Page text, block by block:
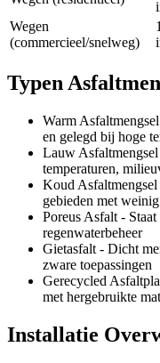
Wegen
(commercieel/snelweg)
Typen
Warm
en gelegd bij hoge
Lauw
temperaturen,
Koud
gebieden met
Poreus Asfalt -
regenwaterbeheer
Gietasfalt - Dicht
zware toepassingen
Gerecycled
met hergebruikte
Installatie